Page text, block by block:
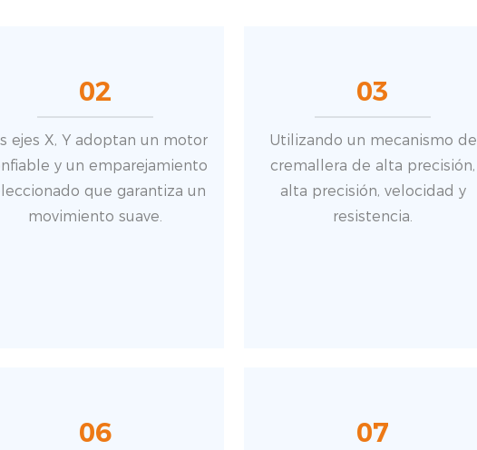
02
ejes X, Y adoptan un motor
y un emparejamiento
que garantiza un
movimiento suave.
03
Utilizando un mecanismo de
cremallera de alta precisión,
alta precisión, velocidad y
resistencia.
06 07